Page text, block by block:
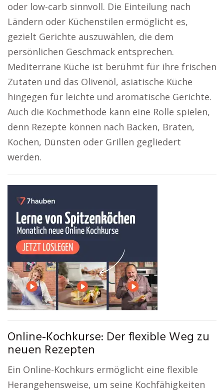
oder low-carb sinnvoll. Die Einteilung nach
Ländern oder Küchenstilen ermöglicht es,
gezielt Gerichte auszuwählen, die dem
persönlichen Geschmack entsprechen.
Mediterrane Küche ist berühmt für ihre frischen
Zutaten und das Olivenöl, asiatische Küche
hingegen für leichte und aromatische Gerichte.
Auch die Kochmethode kann eine Rolle spielen,
denn Rezepte können nach Backen, Braten,
Kochen, Dünsten oder Grillen gegliedert
werden.
Online-Kochkurse: Der flexible Weg zu
neuen Rezepten
Ein Online-Kochkurs ermöglicht eine flexible
Herangehensweise, um seine Kochfähigkeiten